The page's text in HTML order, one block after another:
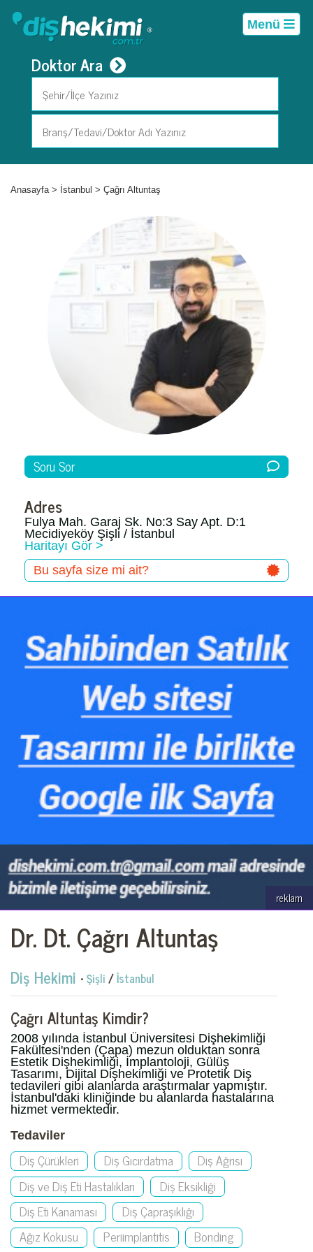
Menü
Doktor Ara
Anasayfa> İstanbul > Çağrı Altuntaş
Soru Sor
Adres
Fulya Mah. Garaj Sk. No:3 Say Apt. D:1
Mecidiyeköy Şişli / İstanbul
Haritayı Gör >
Bu sayfa size mi ait?
reklam
Dr. Dt. Çağrı Altuntaş
Diş Hekimi •Şişli/İstanbul
Çağrı Altuntaş Kimdir?
2008 yılında İstanbul Üniversitesi Dişhekimliği
Fakültesi'nden (Çapa) mezun olduktan sonra
Estetik Dişhekimliği, İmplantoloji, Gülüş
Tasarımı, Dijital Dişhekimliği ve Protetik Diş
tedavileri gibi alanlarda araştırmalar yapmıştır.
İstanbul'daki kliniğinde bu alanlarda hastalarına
hizmet vermektedir.
Tedaviler
Diş Çürükleri Diş Gıcırdatma
Diş Ağrısı
Diş ve Diş Eti Hastalıkları
Diş Eksikliği
Diş Eti Kanaması
Diş Çapraşıklığı
Ağız Kokusu
Periimplantitis Bonding